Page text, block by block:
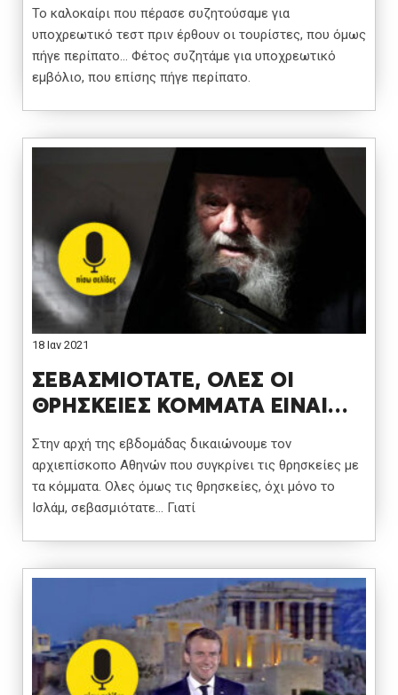
Το καλοκαίρι που πέρασε συζητούσαμε για
υποχρεωτικό τεστ πριν έρθουν οι τουρίστες, που όμως
πήγε περίπατο… Φέτος συζητάμε για υποχρεωτικό
εμβόλιο, που επίσης πήγε περίπατο.
18 Ιαν 2021
ΣΕΒΑΣΜΙΟΤΑΤΕ, ΟΛΕΣ ΟΙ
ΘΡΗΣΚΕΙΕΣ ΚΟΜΜΑΤΑ ΕΙΝΑΙ…
Στην αρχή της εβδομάδας δικαιώνουμε τον
αρχιεπίσκοπο Αθηνών που συγκρίνει τις θρησκείες με
τα κόμματα. Ολες όμως τις θρησκείες, όχι μόνο το
Ισλάμ, σεβασμιότατε… Γιατί